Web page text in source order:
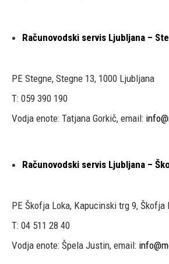
Računovodski servis Ljubljana –
PE Stegne, Stegne 13, 1000 Ljubljana
T: 059 390 190
Vodja enote: Tatjana Gorkič, email:
Računovodski servis Ljubljana –
PE Škofja Loka, Kapucinski trg 9, Škofja
T: 04 511 28 40
Vodja enote: Špela Justin, email: